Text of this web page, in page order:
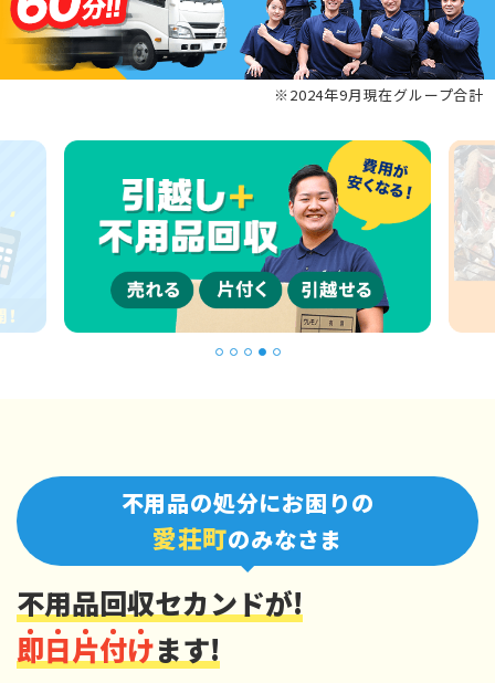
※2024年9月現在グループ合計
不用品の処分にお困りの
愛荘町のみなさま
不用品回収セカンドが!
即日片付けます!